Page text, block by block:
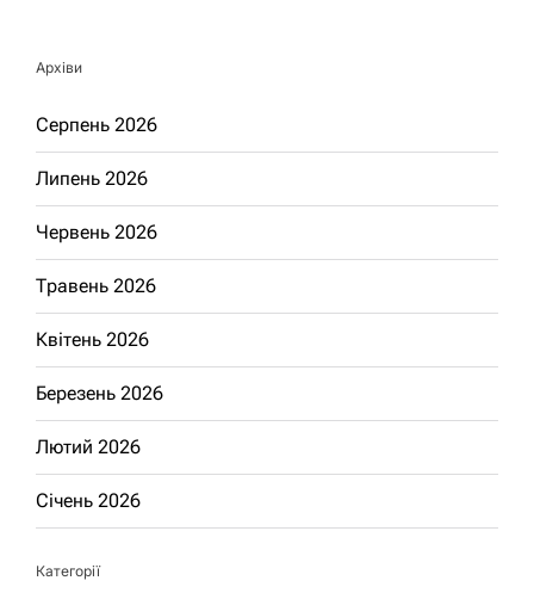
Архіви
Серпень 2026
Липень 2026
Червень 2026
Травень 2026
Квітень 2026
Березень 2026
Лютий 2026
Січень 2026
Категорії